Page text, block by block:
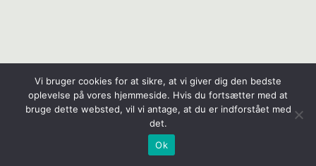
Vi bruger cookies for at sikre, at vi giver dig den bedste
oplevelse på vores hjemmeside. Hvis du fortsætter med at
bruge dette websted, vil vi antage, at du er indforstået med
det.
Ok